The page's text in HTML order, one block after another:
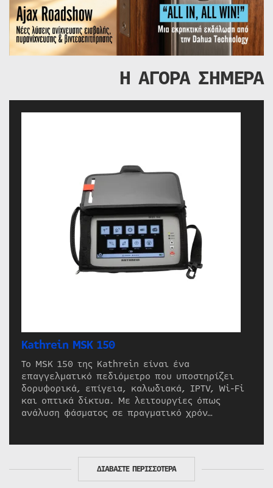
Η ΑΓΟΡΑ ΣΗΜΕΡΑ
Kathrein MSK 150
Το MSK 150 της Kathrein είναι ένα
επαγγελματικό πεδιόμετρο που υποστηρίζει
δορυφορικά, επίγεια, καλωδιακά, IPTV, Wi-Fi
και οπτικά δίκτυα. Με λειτουργίες όπως
ανάλυση φάσματος σε πραγματικό χρόν…
ΔΙΑΒΑΣΤΕ ΠΕΡΙΣΣΟΤΕΡΑ